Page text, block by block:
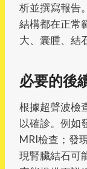
析並撰寫報告
結構都在正常
大、囊腫、結
必要的後
根據超聲波檢
以確診。例如
MRI檢查；發
現腎臟結石可